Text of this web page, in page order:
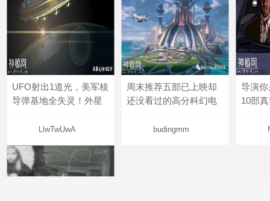
UFO射出1道光，美军核
导弹基地全失灵！外星
LlwTwUwA
周末推荐五部已上映却
还没看过的高分科幻电
budingmm
导演
10部